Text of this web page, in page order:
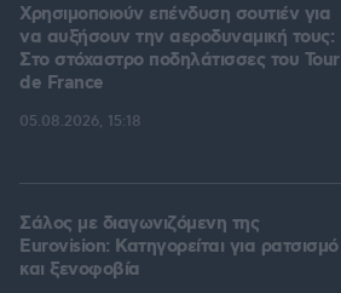
Χρησιμοποιούν επένδυση σουτιέν για
να αυξήσουν την αεροδυναμική τους:
Στο στόχαστρο ποδηλάτισσες του Tour
de France
05.08.2026, 15:18
Σάλος με διαγωνιζόμενη της
Eurovision: Κατηγορείται για ρατσισμό
και ξενοφοβία